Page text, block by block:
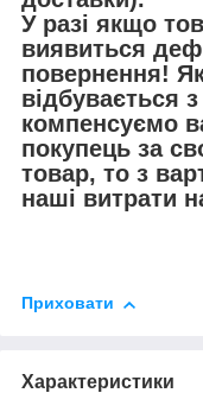
У разі якщо
виявиться
повернення!
відбувається
компенсуємо
покупець за
товар, то з
наші витрати
Приховати
Характеристики